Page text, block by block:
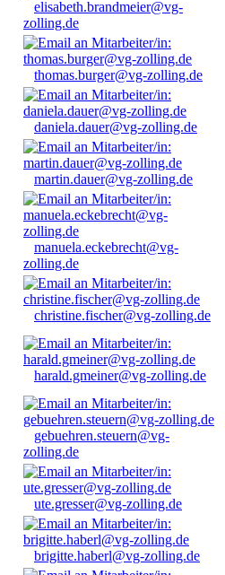
elisabeth.brandmeier@vg-
zolling.de
thomas.burger@vg-zolling.de
daniela.dauer@vg-zolling.de
martin.dauer@vg-zolling.de
manuela.eckebrecht@vg-
zolling.de
christine.fischer@vg-zolling.de
harald.gmeiner@vg-zolling.de
gebuehren.steuern@vg-
zolling.de
ute.gresser@vg-zolling.de
brigitte.haberl@vg-zolling.de